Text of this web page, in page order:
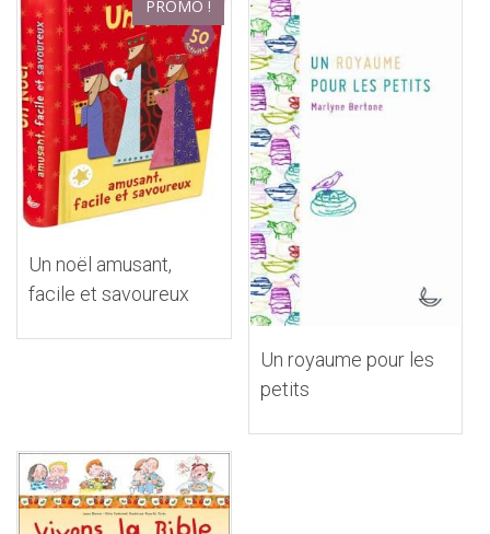
PROMO !
Un noël amusant,
facile et savoureux
Un royaume pour les
petits